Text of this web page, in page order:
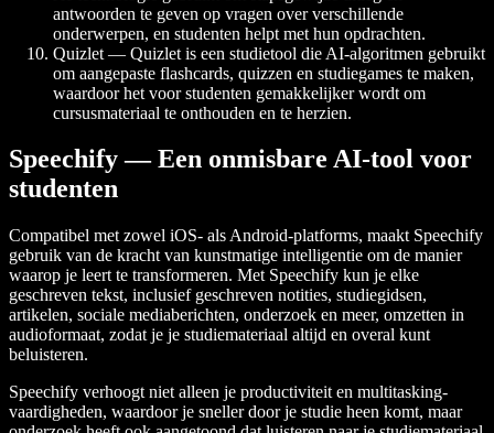
antwoorden te geven op vragen over verschillende
onderwerpen, en studenten helpt met hun opdrachten.
Quizlet — Quizlet is een studietool die AI-algoritmen gebruikt
om aangepaste flashcards, quizzen en studiegames te maken,
waardoor het voor studenten gemakkelijker wordt om
cursusmateriaal te onthouden en te herzien.
Speechify — Een onmisbare AI-tool voor
studenten
Compatibel met zowel iOS- als Android-platforms, maakt Speechify
gebruik van de kracht van kunstmatige intelligentie om de manier
waarop je leert te transformeren. Met Speechify kun je elke
geschreven tekst, inclusief geschreven notities, studiegidsen,
artikelen, sociale mediaberichten, onderzoek en meer, omzetten in
audioformaat, zodat je je studiemateriaal altijd en overal kunt
beluisteren.
Speechify verhoogt niet alleen je productiviteit en multitasking-
vaardigheden, waardoor je sneller door je studie heen komt, maar